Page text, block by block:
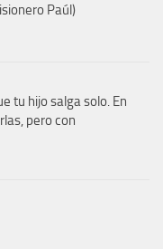
Paúl)
tu hijo salga solo. En
pero con